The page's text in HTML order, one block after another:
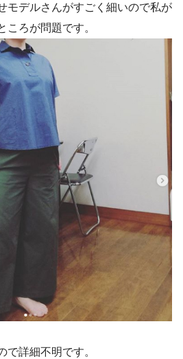
モデルさんがすごく細いので私が
ころが問題です。
で詳細不明です。